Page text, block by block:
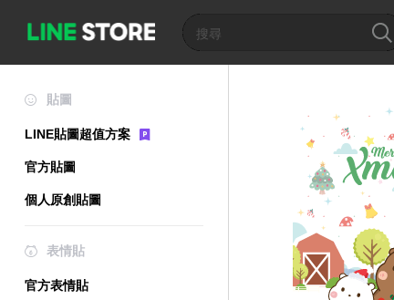
貼圖
LINE貼圖超值方案
官方貼圖
個人原創貼圖
表情貼
官方表情貼